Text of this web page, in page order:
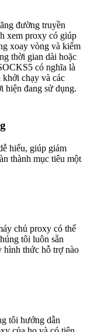
đường truyền
xem proxy có giúp
xoay vòng và kiểm
thời gian dài hoặc
có nghĩa là
chạy và các
hiện đang sử dụng.
hiểu, giúp giảm
thành mục tiêu một
chủ proxy có thể
tôi luôn sẵn
hình thức hỗ trợ nào
tôi hướng dẫn